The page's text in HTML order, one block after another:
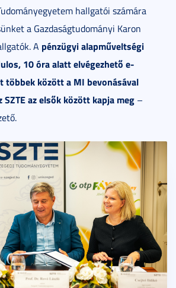
hallgatói számára
a Gazdaságtudományi Karon
A pénzügyi alapműveltségi
10 óra alatt elvégezhető e-
többek között a MI bevonásával
az elsők között kapja meg –